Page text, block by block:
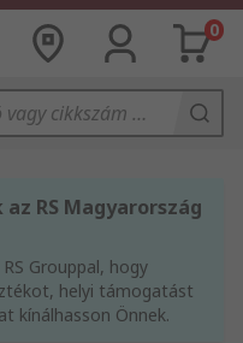
0
RS Magyarország
Grouppal, hogy
helyi támogatást
kínálhasson Önnek.